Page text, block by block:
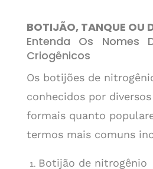
BOTIJÃO, TANQUE OU
Entenda Os Nomes
Criogênicos
Os botijões de
conhecidos por
formais quanto
termos mais comuns
Botijão de nitrogênio